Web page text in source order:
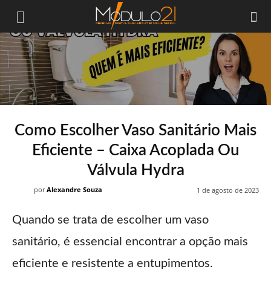
Módulo21
Como Escolher Vaso Sanitário Mais
Eficiente – Caixa Acoplada Ou
Válvula Hydra
1 de agosto de 2023
por Alexandre Souza
Quando se trata de escolher um vaso
sanitário, é essencial encontrar a opção mais
eficiente e resistente a entupimentos.